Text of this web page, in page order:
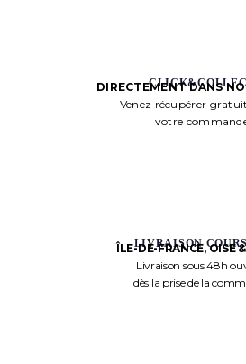
DIRECTEMENT DANS
Venez récupérer
votre
LIVRAISON
ÎLE-DE-FRANCE, OISE
Livraison sous 48h
dès la prise de la